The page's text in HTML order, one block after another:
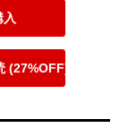
入
(27%OFF)